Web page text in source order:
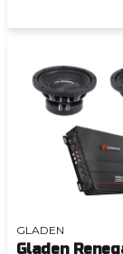
GLADEN